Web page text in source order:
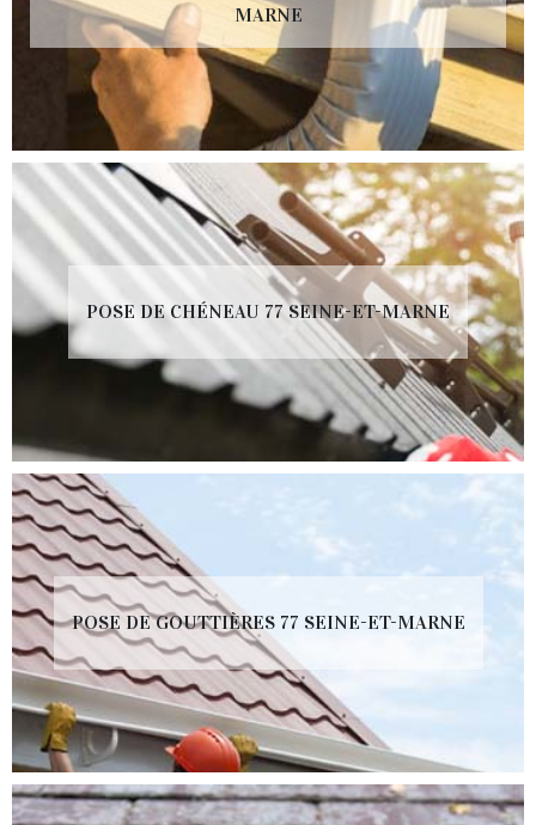
MARNE
POSE DE CHÉNEAU 77 SEINE-ET-MARNE
POSE DE GOUTTIÈRES 77 SEINE-ET-MARNE